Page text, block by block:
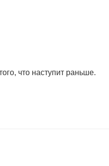
что наступит раньше.